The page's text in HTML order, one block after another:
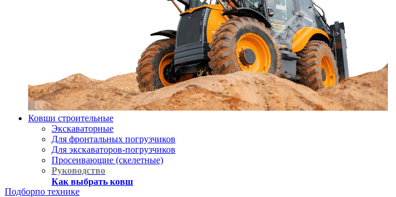
Ковши строительные
Экскаваторные
Для фронтальных погрузчиков
Для экскаваторов-погрузчиков
Просеивающие (скелетные)
Руководство
Как выбрать ковш
Подборпо технике